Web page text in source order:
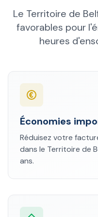
Le Territoire de
favorables pour
heures
Économies
Réduisez votre
dans le Territoire de
ans.